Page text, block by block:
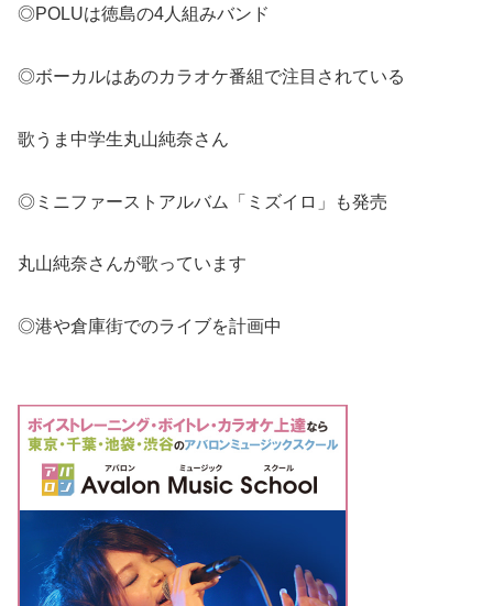
◎POLUは徳島の4人組みバンド
◎ボーカルはあのカラオケ番組で注目されている
歌うま中学生丸山純奈さん
◎ミニファーストアルバム「ミズイロ」も発売
丸山純奈さんが歌っています
◎港や倉庫街でのライブを計画中